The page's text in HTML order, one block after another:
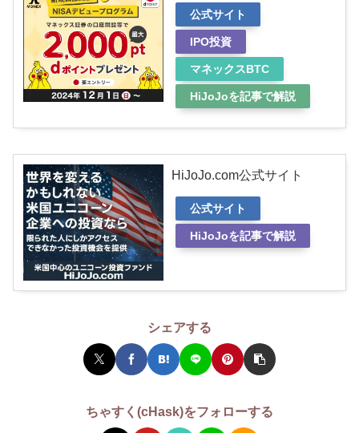
公式サイト
IPO投資
マネックスBTC
HiJoJoを記事で解説
HiJoJo.com公式サイト
公式サイト
HiJoJoを記事で解説
シェアする
ちゃすく(cHask)をフォローする